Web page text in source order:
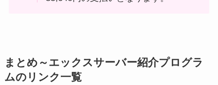
まとめ～エックスサーバー紹介プログラ
ムのリンク一覧